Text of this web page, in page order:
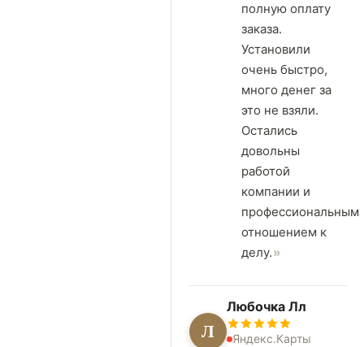
полную оплату
заказа.
Установили
очень быстро,
много денег за
это не взяли.
Остались
довольны
работой
компании и
профессиональным
отношением к
делу.
Л
Любочка Лл
Яндекс.Карты